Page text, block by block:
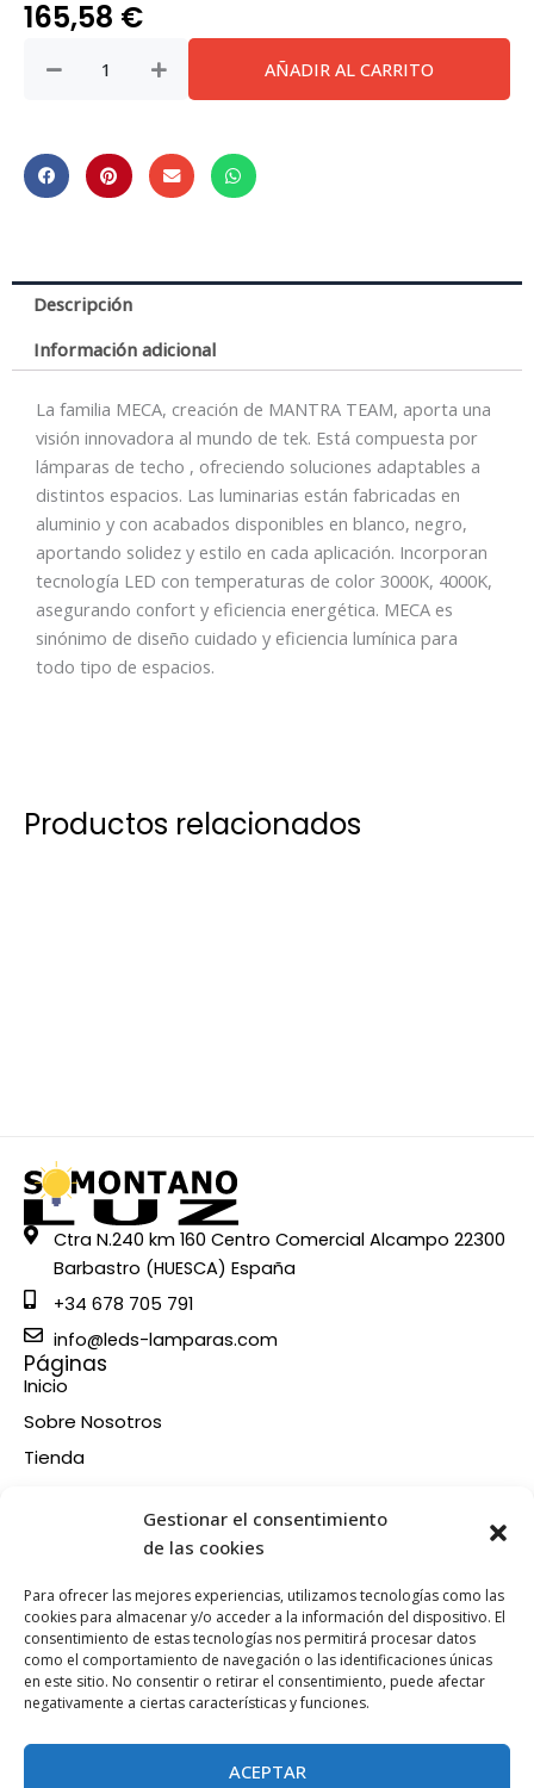
Gestionar el consentimiento
de las cookies
Para ofrecer las mejores experiencias, utilizamos tecnologías como las
cookies para almacenar y/o acceder a la información del dispositivo. El
consentimiento de estas tecnologías nos permitirá procesar datos
como el comportamiento de navegación o las identificaciones únicas
en este sitio. No consentir o retirar el consentimiento, puede afectar
negativamente a ciertas características y funciones.
ACEPTAR
165,58 €
25W
3000K
AÑADIR AL CARRITO
Descripción
Información adicional
La familia MECA, creación de MANTRA TEAM, aporta una
visión innovadora al mundo de tek. Está compuesta por
lámparas de techo , ofreciendo soluciones adaptables a
distintos espacios. Las luminarias están fabricadas en
aluminio y con acabados disponibles en blanco, negro,
aportando solidez y estilo en cada aplicación. Incorporan
tecnología LED con temperaturas de color 3000K, 4000K,
asegurando confort y eficiencia energética. MECA es
sinónimo de diseño cuidado y eficiencia lumínica para
todo tipo de espacios.
Productos relacionados
Ctra N.240 km 160 Centro Comercial Alcampo 22300
Barbastro (HUESCA) España
+34 678 705 791
info@leds-lamparas.com
Páginas
Inicio
Sobre Nosotros
Tienda
Información
Condiciones de compra
Política de devoluciones y reembolsos
Política de cookies
Síganos en nuestras RRSS
a - i n